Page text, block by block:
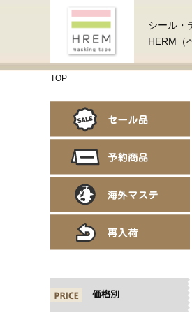
シール・
HERM（
TOP
価格別